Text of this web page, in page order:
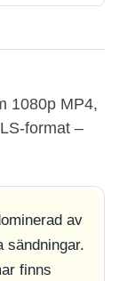
1080p MP4,
format –
av
sändningar.
finns